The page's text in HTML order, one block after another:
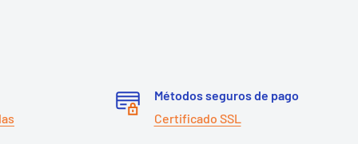
Métodos seguros de pago
Certificado SSL